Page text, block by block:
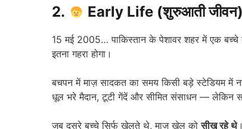
2. Early Life (शुरुआती जीवन)
15 मई 2005… पाकिस्तान के पेशावर शहर में एक
इतना गहरा होगा।
बचपन में माज़ सादकत का समय किसी बड़े स्टेडियम में
धूल भरे मैदान, टूटी गेंदें और सीमित संसाधन — लेकिन
जब दूसरे बच्चे सिर्फ खेलते थे, माज़ खेल कोसीख रहे थे।